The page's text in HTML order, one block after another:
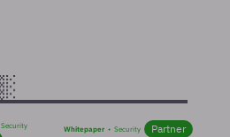
Security Whitepaper Security Partner